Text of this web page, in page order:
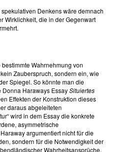
Denkens wäre demnach
Wirklichkeit, die in der Gegenwart
Wahrnehmung von
Zauberspruch, sondern ein, wie
Spiegel. So könnte man die
Haraways EssaySituiertes
Effekten der Konstruktion dieses
daraus abgeleiteten
wird in dem Essay die konkrete
asymmetrische
argumentiert nicht für die
sondern für die Notwendigkeit der
Wahrheitsansprüche.